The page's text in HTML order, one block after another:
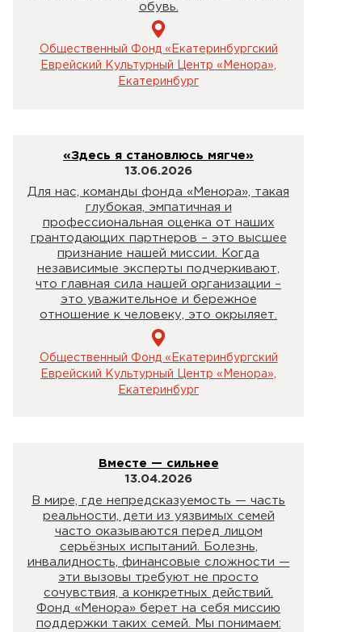
обувь.
Общественный Фонд «Екатеринбургский
Еврейский Культурный Центр «Менора»,
Екатеринбург
«Здесь я становлюсь мягче»
13.06.2026
Для нас, команды фонда «Менора», такая
глубокая, эмпатичная и
профессиональная оценка от наших
грантодающих партнеров – это высшее
признание нашей миссии. Когда
независимые эксперты подчеркивают,
что главная сила нашей организации –
это уважительное и бережное
отношение к человеку, это окрыляет.
Общественный Фонд «Екатеринбургский
Еврейский Культурный Центр «Менора»,
Екатеринбург
Вместе — сильнее
13.04.2026
В мире, где непредсказуемость — часть
реальности, дети из уязвимых семей
часто оказываются перед лицом
серьёзных испытаний. Болезнь,
инвалидность, финансовые сложности —
эти вызовы требуют не просто
сочувствия, а конкретных действий.
Фонд «Менора» берет на себя миссию
поддержки таких семей. Мы понимаем: